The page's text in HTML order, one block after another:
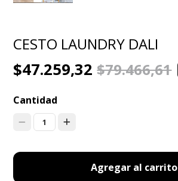
CESTO LAUNDRY DALI
$47.259,32$79.466,61
Cantidad
1
Agregar al carrito